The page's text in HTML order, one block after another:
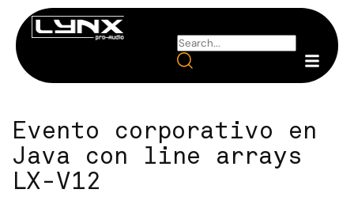
Evento corporativo en
Java con line arrays
LX-V12